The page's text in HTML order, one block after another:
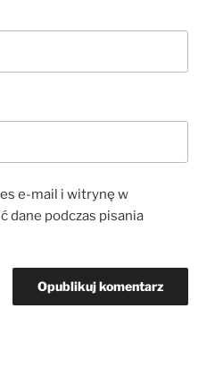
e-mail i witrynę w
dane podczas pisania